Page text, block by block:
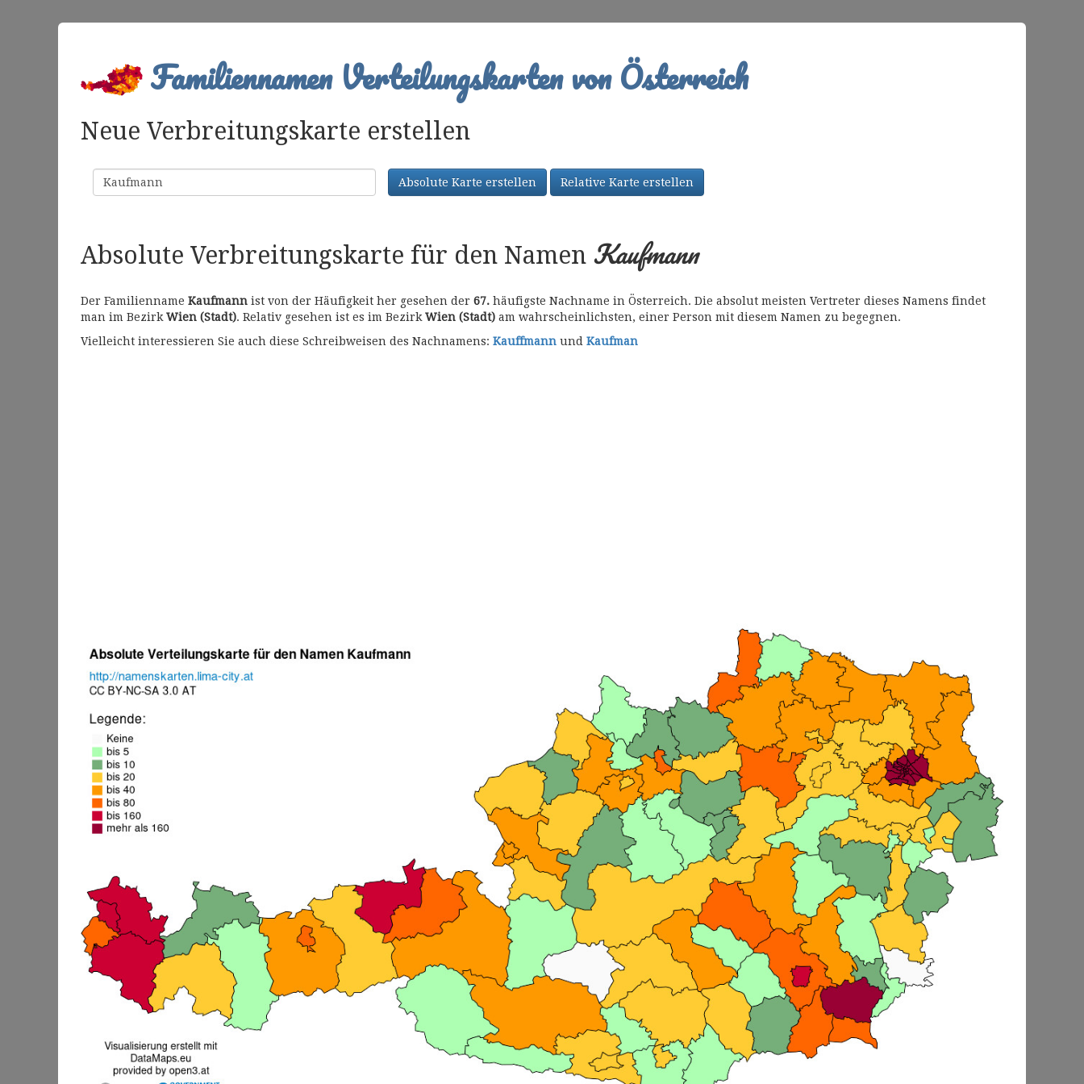
Familiennamen Verteilungskarten von Österreich
Neue Verbreitungskarte erstellen
Familienname Absolute Karte erstellen Relative Karte erstellen
Absolute Verbreitungskarte für den Namen Kaufmann
Der Familienname Kaufmann ist von der Häufigkeit her gesehen der 67. häufigste Nachname in Österreich. Die absolut meisten Vertreter dieses Namens findet
man im BezirkWien (Stadt). Relativ gesehen ist es im BezirkWien (Stadt) am wahrscheinlichsten, einer Person mit diesem Namen zu begegnen.
Vielleicht interessieren Sie auch diese Schreibweisen des Nachnamens: Kauffmann und Kaufman